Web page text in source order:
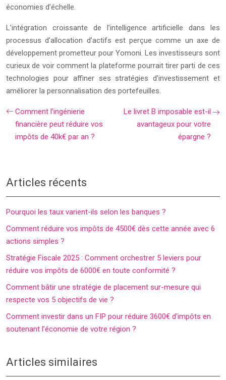
économies d’échelle.
L’intégration croissante de l’intelligence artificielle dans les
processus d’allocation d’actifs est perçue comme un axe de
développement prometteur pour Yomoni. Les investisseurs sont
curieux de voir comment la plateforme pourrait tirer parti de ces
technologies pour affiner ses stratégies d’investissement et
améliorer la personnalisation des portefeuilles.
Comment l’ingénierie
financière peut réduire vos
impôts de 40k€ par an ?
Le livret B imposable est-il
avantageux pour votre
épargne ?
Articles récents
Pourquoi les taux varient-ils selon les banques ?
Comment réduire vos impôts de 4500€ dès cette année avec 6
actions simples ?
Stratégie Fiscale 2025 : Comment orchestrer 5 leviers pour
réduire vos impôts de 6000€ en toute conformité ?
Comment bâtir une stratégie de placement sur-mesure qui
respecte vos 5 objectifs de vie ?
Comment investir dans un FIP pour réduire 3600€ d’impôts en
soutenant l’économie de votre région ?
Articles similaires